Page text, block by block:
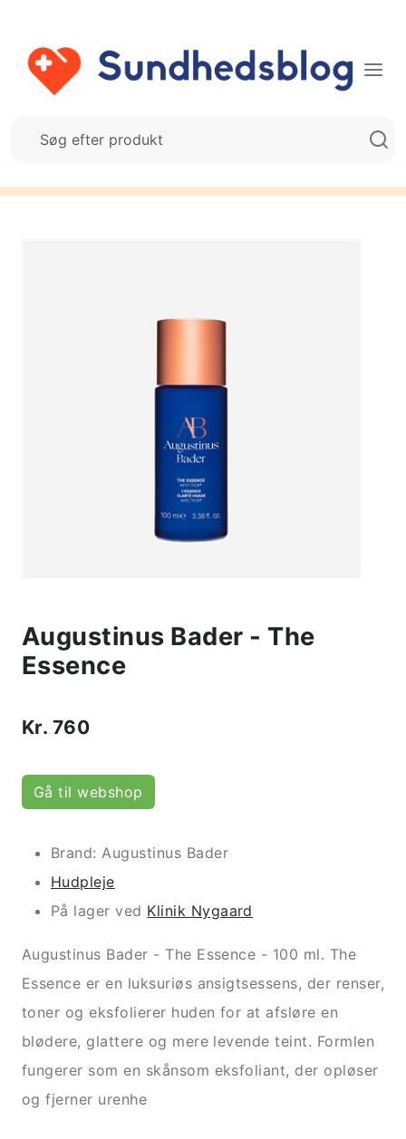
Augustinus Bader - The
Essence
Kr. 760
Gå til webshop
Brand: Augustinus Bader
Hudpleje
På lager ved Klinik Nygaard
Augustinus Bader - The Essence - 100 ml. The
Essence er en luksuriøs ansigtsessens, der renser,
toner og eksfolierer huden for at afsløre en
blødere, glattere og mere levende teint. Formlen
fungerer som en skånsom eksfoliant, der opløser
og fjerner urenhe